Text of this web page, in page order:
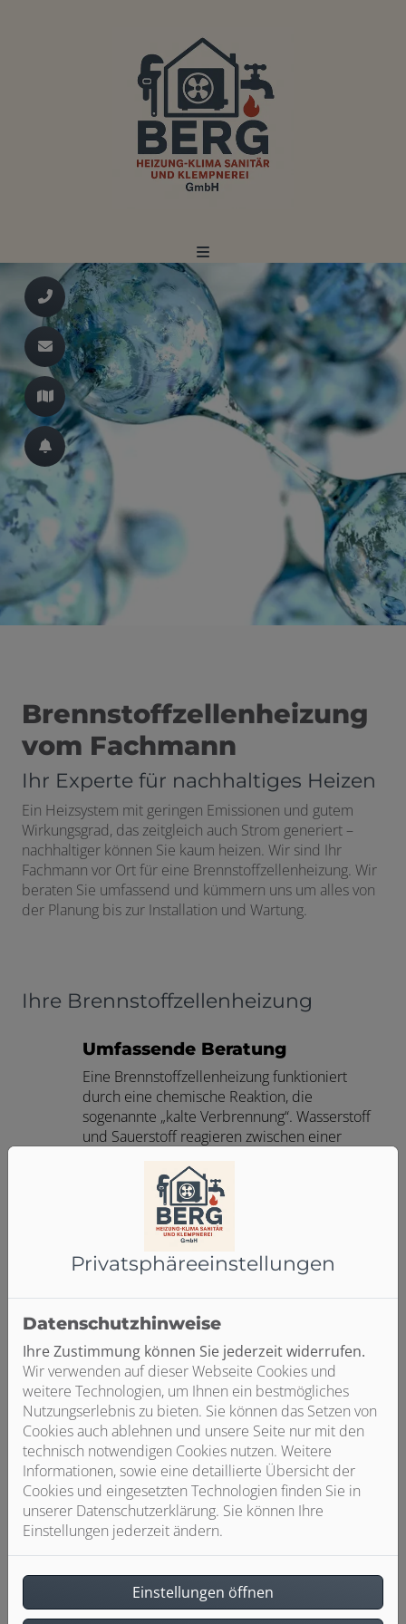
Brennstoffzellenheizung
vom Fachmann
Ihr Experte für nachhaltiges Heizen
Ein Heizsystem mit geringen Emissionen und gutem
Wirkungsgrad, das zeitgleich auch Strom generiert –
nachhaltiger können Sie kaum heizen. Wir sind Ihr
Fachmann vor Ort für eine Brennstoffzellenheizung. Wir
beraten Sie umfassend und kümmern uns um alles von
der Planung bis zur Installation und Wartung.
Ihre Brennstoffzellenheizung
Umfassende Beratung
Eine Brennstoffzellenheizung funktioniert
durch eine chemische Reaktion, die
sogenannte „kalte Verbrennung“. Wasserstoff
und Sauerstoff reagieren zwischen einer
und Wärme. Energielieferant sind Erd- oder
Biogas und die Reaktion ist sehr emissionsarm
– so können Sie nicht nur Ihren Wärme- und
Strombedarf decken, sondern sind auch sehr
nachhaltig. Wir beraten Sie umfassend zu Ihren
Möglichkeiten und zu den möglichen
Fördermitteln durch die KfW.
Qualität von A bis Z
Wir arbeiten eng mit renommierten
Herstellern zusammen und installieren nur
Markenprodukte. So profitieren Sie von
langlebiger Qualität und umfassenden Service-
und Garantieleistungen. Nach der Installation
sorgen wir natürlich auch für die Wartung und
Instandhaltung Ihrer Brennstoffzellenheizung.
Zuverlässige und
termingerechte Installation
schließen
schließen
schließen
öffnen und schließen
und schließen
Privatsphäre­einstellungen
Datenschutzhinweise
Ihre Zustimmung können Sie jederzeit widerrufen.
Wir verwenden auf dieser Webseite Cookies und
weitere Technologien, um Ihnen ein bestmögliches
Nutzungserlebnis zu bieten. Sie können das Setzen von
Cookies auch ablehnen und unsere Seite nur mit den
technisch notwendigen Cookies nutzen. Weitere
Informationen, sowie eine detaillierte Übersicht der
Cookies und eingesetzten Technologien finden Sie in
unserer Datenschutzerklärung. Sie können Ihre
Einstellungen jederzeit ändern.
Einstellungen öffnen